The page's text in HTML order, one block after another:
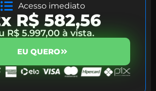
Acesso imediato
R$ 582,56
R$ 5.997,00 à vista.
EU QUERO